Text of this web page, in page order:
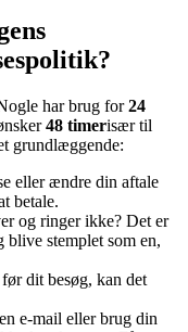
har brug for24
48 timerisær til
grundlæggende:
eller ændre din aftale
betale.
og ringer ikke? Det er
stemplet som en,
dit besøg, kan det
e-mail eller brug din